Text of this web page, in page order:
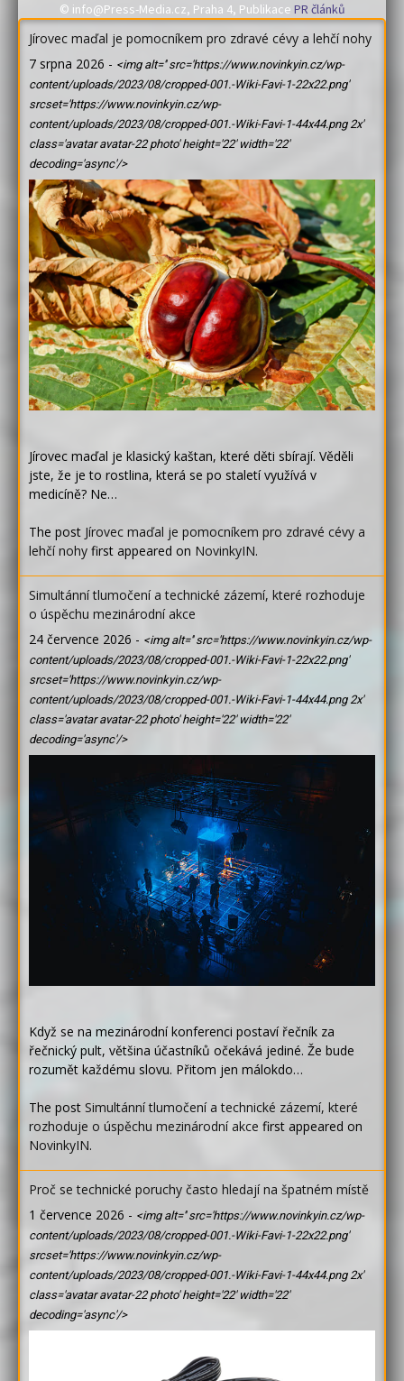
© info@Press-Media.cz, Praha 4, Publikace PR článků
Jírovec maďal je pomocníkem pro zdravé cévy a lehčí nohy
7 srpna 2026 - <img alt='' src='https://www.novinkyin.cz/wp-
content/uploads/2023/08/cropped-001.-Wiki-Favi-1-22x22.png'
srcset='https://www.novinkyin.cz/wp-
content/uploads/2023/08/cropped-001.-Wiki-Favi-1-44x44.png 2x'
class='avatar avatar-22 photo' height='22' width='22'
decoding='async'/>
Jírovec maďal je klasický kaštan, které děti sbírají. Věděli
jste, že je to rostlina, která se po staletí využívá v
medicíně? Ne…
The post Jírovec maďal je pomocníkem pro zdravé cévy a
lehčí nohy first appeared on NovinkyIN.
Simultánní tlumočení a technické zázemí, které rozhoduje
o úspěchu mezinárodní akce
24 července 2026 - <img alt='' src='https://www.novinkyin.cz/wp-
content/uploads/2023/08/cropped-001.-Wiki-Favi-1-22x22.png'
srcset='https://www.novinkyin.cz/wp-
content/uploads/2023/08/cropped-001.-Wiki-Favi-1-44x44.png 2x'
class='avatar avatar-22 photo' height='22' width='22'
decoding='async'/>
Když se na mezinárodní konferenci postaví řečník za
řečnický pult, většina účastníků očekává jediné. Že bude
rozumět každému slovu. Přitom jen málokdo…
The post Simultánní tlumočení a technické zázemí, které
rozhoduje o úspěchu mezinárodní akce first appeared on
NovinkyIN.
Proč se technické poruchy často hledají na špatném místě
1 července 2026 - <img alt='' src='https://www.novinkyin.cz/wp-
content/uploads/2023/08/cropped-001.-Wiki-Favi-1-22x22.png'
srcset='https://www.novinkyin.cz/wp-
content/uploads/2023/08/cropped-001.-Wiki-Favi-1-44x44.png 2x'
class='avatar avatar-22 photo' height='22' width='22'
decoding='async'/>